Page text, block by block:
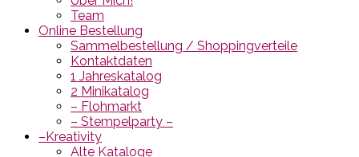
Team
Online Bestellung
Sammelbestellung / Shoppingverteile
Kontaktdaten
1 Jahreskatalog
2 Minikatalog
– Flohmarkt
– Stempelparty –
–Kreativity
Alte Kataloge